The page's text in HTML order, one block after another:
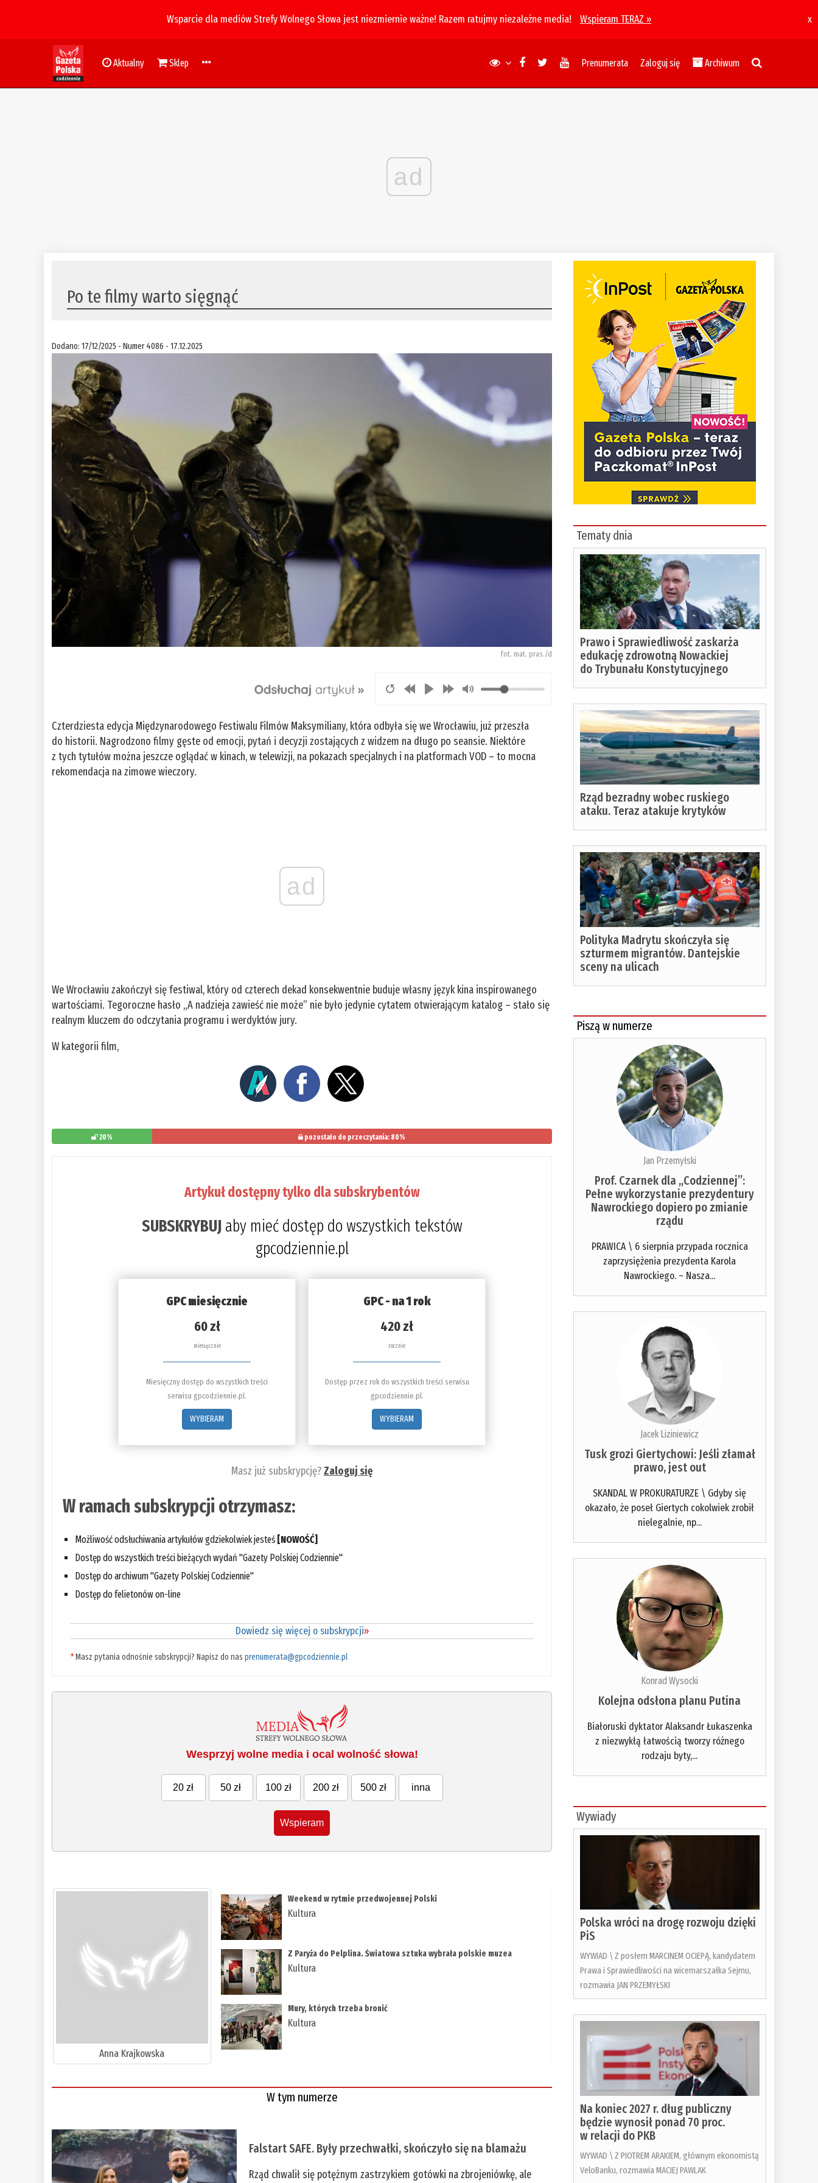
Wsparcie dla mediów Strefy Wolnego Słowa jest niezmiernie ważne! Razem ratujmy niezależne media! Wspieram TERAZ » x
Aktualny Sklep Prenumerata Zaloguj się Archiwum
ad
Po te filmy warto sięgnąć
Dodano: 17/12/2025 - Numer 4086 - 17.12.2025
fot. mat. pras./d
Czterdziesta edycja Międzynarodowego Festiwalu Filmów Maksymiliany, która odbyła się we Wrocławiu, już przeszła
do historii. Nagrodzono filmy gęste od emocji, pytań i decyzji zostających z widzem na długo po seansie. Niektóre
z tych tytułów można jeszcze oglądać w kinach, w telewizji, na pokazach specjalnych i na platformach VOD – to mocna
rekomendacja na zimowe wieczory.
ad
We Wrocławiu zakończył się festiwal, który od czterech dekad konsekwentnie buduje własny język kina inspirowanego
wartościami. Tegoroczne hasło „A nadzieja zawieść nie może” nie było jedynie cytatem otwierającym katalog – stało się
realnym kluczem do odczytania programu i werdyktów jury.
W kategorii film,
20% pozostało do przeczytania: 80%
Artykuł dostępny tylko dla subskrybentów
SUBSKRYBUJaby mieć dostęp do wszystkich tekstów
gpcodziennie.pl
GPC miesięcznie
60 zł
miesięcznie
Miesięczny dostęp do wszystkich treści
serwisu gpcodziennie.pl.
WYBIERAM
GPC - na 1 rok
420 zł
rocznie
Dostęp przez rok do wszystkich treści serwisu
gpcodziennie.pl.
WYBIERAM
Masz już subskrypcję?Zaloguj się
W ramach subskrypcji otrzymasz:
Możliwość odsłuchiwania artykułów gdziekolwiek jesteś [NOWOŚĆ]
Dostęp do wszystkich treści bieżących wydań "Gazety Polskiej Codziennie"
Dostęp do archiwum "Gazety Polskiej Codziennie"
Dostęp do felietonów on-line
Dowiedz się więcej o subskrypcji»
*Masz pytania odnośnie subskrypcji? Napisz do nasprenumerata@gpcodziennie.pl
Wesprzyj wolne media i ocal wolność słowa!
20 zł 50 zł 100 zł 200 zł 500 zł inna
Wspieram
Anna Krajkowska
Weekend w rytmie przedwojennej Polski
Kultura
Z Paryża do Pelplina. Światowa sztuka wybrała polskie muzea
Kultura
Mury, których trzeba bronić
Kultura
W tym numerze
Falstart SAFE. Były przechwałki, skończyło się na blamażu
Rząd chwalił się potężnym zastrzykiem gotówki na zbrojeniówkę, ale
Tematy dnia
Prawo i Sprawiedliwość zaskarża
edukację zdrowotną Nowackiej
do Trybunału Konstytucyjnego
Rząd bezradny wobec ruskiego
ataku. Teraz atakuje krytyków
Polityka Madrytu skończyła się
szturmem migrantów. Dantejskie
sceny na ulicach
Piszą w numerze
Jan Przemyłski
Prof. Czarnek dla „Codziennej”:
Pełne wykorzystanie prezydentury
Nawrockiego dopiero po zmianie
rządu
PRAWICA \ 6 sierpnia przypada rocznica
zaprzysiężenia prezydenta Karola
Nawrockiego. – Nasza...
Jacek Liziniewicz
Tusk grozi Giertychowi: Jeśli złamał
prawo, jest out
SKANDAL W PROKURATURZE \ Gdyby się
okazało, że poseł Giertych cokolwiek zrobił
nielegalnie, np...
Konrad Wysocki
Kolejna odsłona planu Putina
Białoruski dyktator Alaksandr Łukaszenka
z niezwykłą łatwością tworzy różnego
rodzaju byty,...
Wywiady
Polska wróci na drogę rozwoju dzięki
PiS
WYWIAD \ Z posłem MARCINEM OCIEPĄ, kandydatem
Prawa i Sprawiedliwości na wicemarszałka Sejmu,
rozmawia JAN PRZEMYŁSKI
Na koniec 2027 r. dług publiczny
będzie wynosił ponad 70 proc.
w relacji do PKB
WYWIAD \ Z PIOTREM ARAKIEM, głównym ekonomistą
VeloBanku, rozmawia MACIEJ PAWLAK